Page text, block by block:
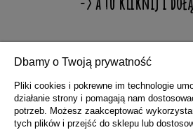
ZAKUPY
POMOC
Dbamy o Twoją prywatność
Pliki cookies i pokrewne im technologie
działanie strony i pomagają nam
potrzeb. Możesz zaakceptować
tych plików i przejść do sklepu lub